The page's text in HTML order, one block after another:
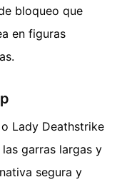
bloqueo que
en figuras
Lady Deathstrike
garras largas y
segura y